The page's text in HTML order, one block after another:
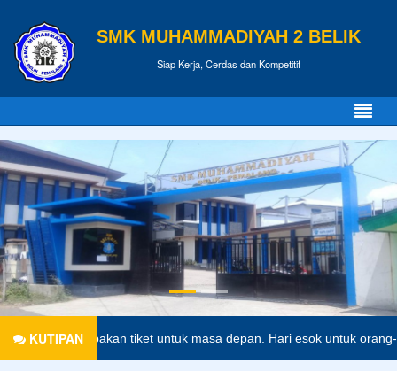
SMK MUHAMMADIYAH 2 BELIK
Siap Kerja, Cerdas dan Kompetitif
KUTIPAN
merupakan tiket untuk masa depan. Hari esok untuk orang-